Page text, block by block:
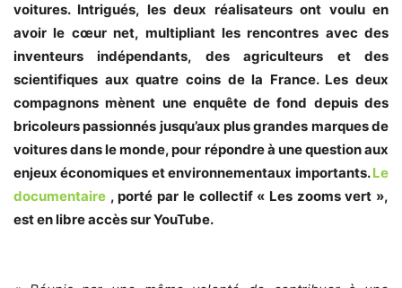
voitures. Intrigués, les deux réalisateurs ont voulu en
avoir le cœur net, multipliant les rencontres avec des
inventeurs indépendants, des agriculteurs et des
scientifiques aux quatre coins de la France. Les deux
compagnons mènent une enquête de fond depuis des
bricoleurs passionnés jusqu’aux plus grandes marques de
voitures dans le monde, pour répondre à une question aux
enjeux économiques et environnementaux importants.Le
documentaire , porté par le collectif « Les zooms vert »,
est en libre accès sur YouTube.